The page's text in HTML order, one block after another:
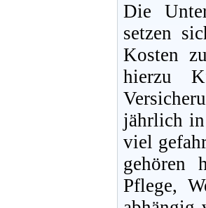
Die
setzen
Kosten
hierzu
jährlich
viel
gehören
Pflege,